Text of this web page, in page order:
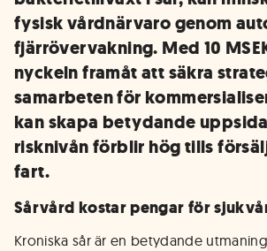
fysisk vårdnärvaro genom
fjärrövervakning. Med 10
nyckeln framåt att säkra
samarbeten för
kan skapa betydande
risknivån förblir hög tills
fart.
Sårvård kostar pengar för
Kroniska sår är en betydande